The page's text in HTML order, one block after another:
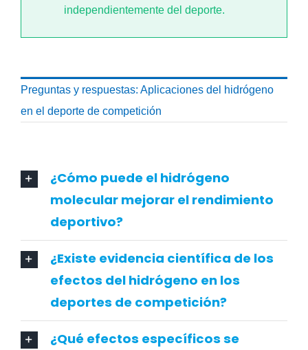
independientemente del deporte.
Preguntas y respuestas: Aplicaciones del hidrógeno
en el deporte de competición
¿Cómo puede el hidrógeno
molecular mejorar el rendimiento
deportivo?
¿Existe evidencia científica de los
efectos del hidrógeno en los
deportes de competición?
¿Qué efectos específicos se